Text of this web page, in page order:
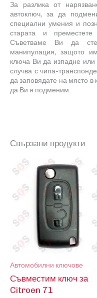
За разлика от
автоключ, за да
специални умения и
старата и
Съветваме Ви да
манипулация, защото
ключа Ви да изпадне или
случва с чипа-
да заповядате на място
да Ви я подменим.
Свързани продукти
Автомобилни ключове
Съвместим ключ за
Citroen 71